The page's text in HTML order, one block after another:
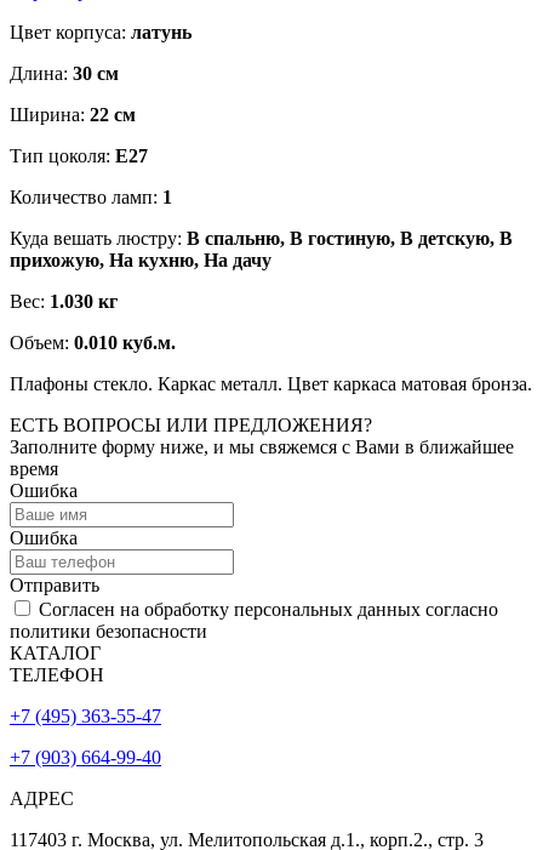
Цвет корпуса: латунь
Длина: 30 см
Ширина: 22 см
Тип цоколя: Е27
Количество ламп: 1
Куда вешать люстру: В спальню, В гостиную, В детскую, В
прихожую, На кухню, На дачу
Вес: 1.030 кг
Объем: 0.010 куб.м.
Плафоны стекло. Каркас металл. Цвет каркаса матовая бронза.
ЕСТЬ ВОПРОСЫ ИЛИ ПРЕДЛОЖЕНИЯ?
Заполните форму ниже, и мы свяжемся с Вами в ближайшее
время
Ошибка
Ошибка
Отправить
Согласен на обработку персональных данных согласно
политики безопасности
КАТАЛОГ
ТЕЛЕФОН
+7 (495) 363-55-47
+7 (903) 664-99-40
АДРЕС
117403 г. Москва, ул. Мелитопольская д.1., корп.2., стр. 3